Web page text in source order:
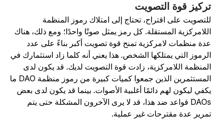
قوة التصويت
على اقتراح، تحتاج إلى امتلاك رموز المنظمة
المستقلة. كل رمز يمثل صوتًا واحدًا؛ ومع ذلك، هناك
منظمات لامركزية تمنح قوة تصويت أكبر بناءً على عدد
التي يمتلكها الشخص. هذا يعني أنه كلما زاد استثمارك في
اللامركزية، زادت قوة التصويت لديك. قد يكون لدى
المستثمرين الذين جمعوا كميات كبيرة من رموز منظمة DAO ما
ليكون لهم دائمًا أغلبية الأصوات. بينما قد يكون لدى بعض
DAOs قواعد ضد هذا، قد لا يرى الآخرون المشكلة حتى يتم
عدة مقترحات غير عملية.